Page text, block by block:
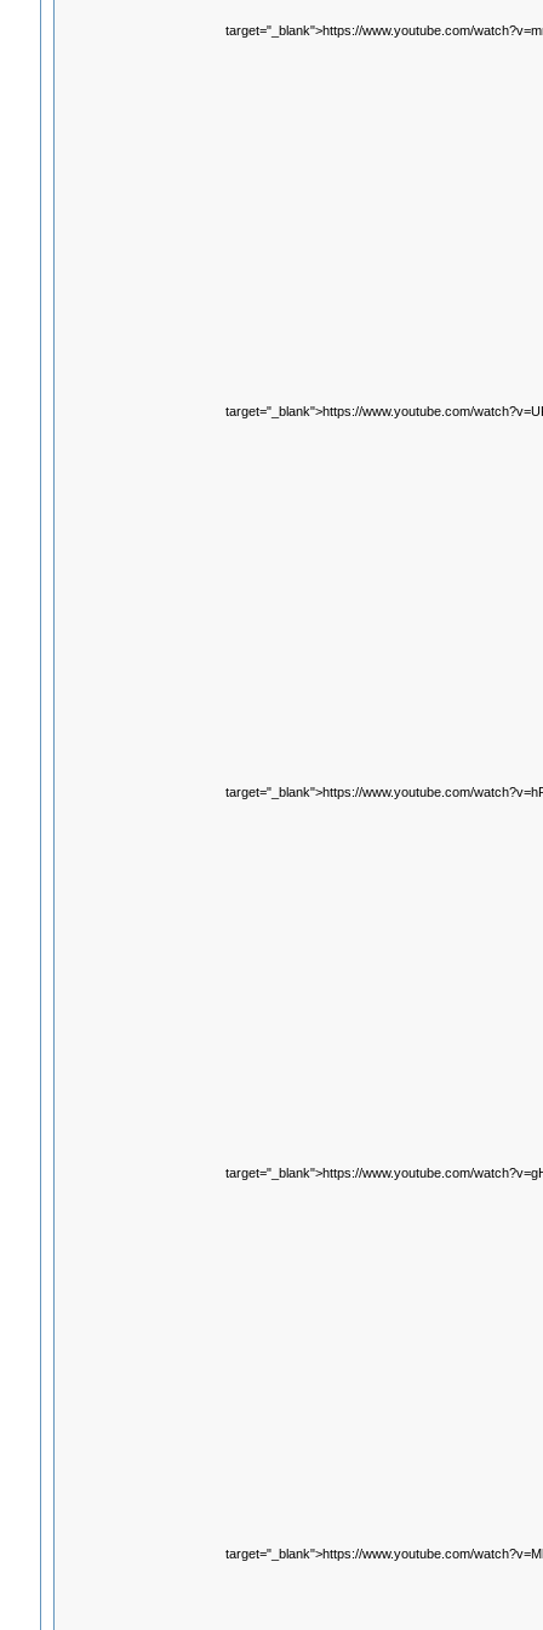
target="_blank">https://www.youtube.com/
target="_blank">https://www.youtube.com/
target="_blank">https://www.youtube.com/
target="_blank">https://www.youtube.com/
target="_blank">https://www.youtube.com/